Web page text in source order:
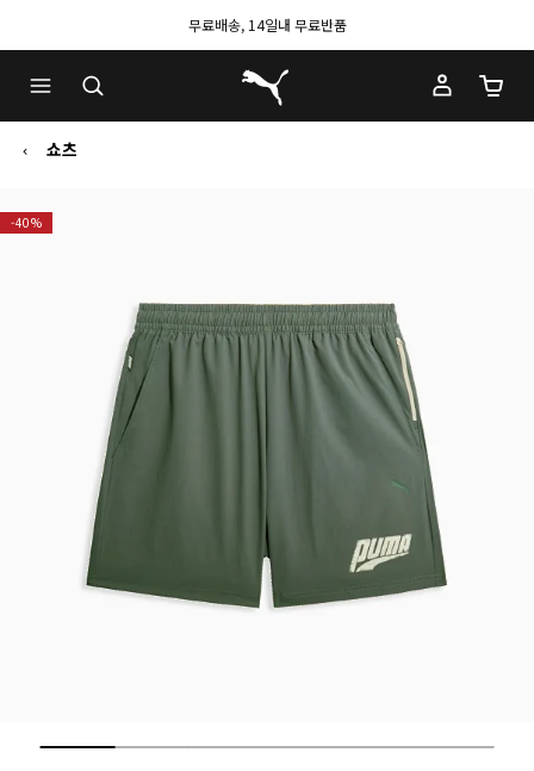
무료배송, 14일내 무료반품
푸마 홈
장바
쇼츠
-40%